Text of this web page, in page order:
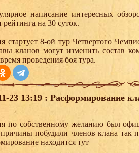
написание интересных
рейтинга на 30 суток.
стартует 8-ой тур Четвертого
кланов могут изменить состав
проведения боя тура.
23 13:19 : Расформирование
по собственному желанию был
побудили членов клана так
находится тут